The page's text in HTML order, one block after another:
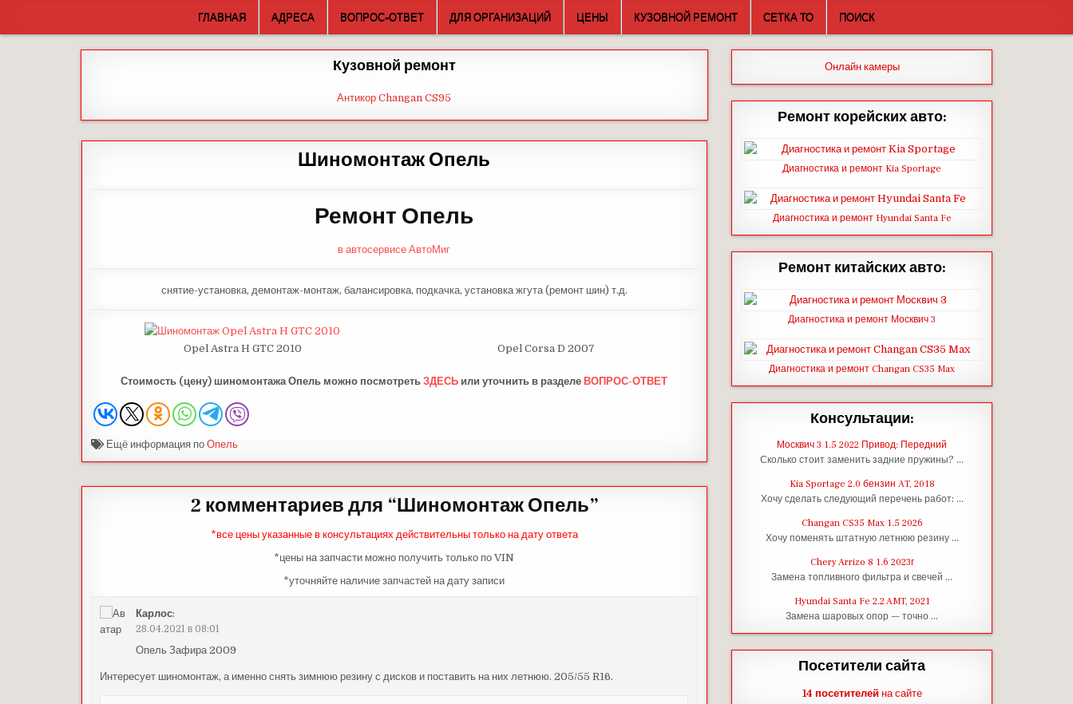
content
ГЛАВНАЯ АДРЕСА ВОПРОС-ОТВЕТ ДЛЯ ОРГАНИЗАЦИЙ ЦЕНЫ КУЗОВНОЙ РЕМОНТ СЕТКА ТО ПОИСК
Кузовной ремонт
Антикор Changan CS95
Шиномонтаж Опель
Ремонт Опель
в автосервисе АвтоМиг
снятие-установка, демонтаж-монтаж, балансировка, подкачка, установка жгута (ремонт шин) т.д.
Opel Astra H GTC 2010 Opel Corsa D 2007
Стоимость (цену) шиномонтажаОпель можно посмотретьЗДЕСЬ или уточнить в разделе ВОПРОС-ОТВЕТ
Ещё информация по Опель
2 комментариев для “Шиномонтаж Опель”
*все цены указанные в консультациях действительны только на дату ответа
*цены на запчасти можно получить только по VIN
*уточняйте наличие запчастей на дату записи
Карлос:
28.04.2021 в 08:01
Опель Зафира 2009
Интересует шиномонтаж, а именно снять зимнюю резину с дисков и поставить на них летнюю. 205/55 R16.
Онлайн камеры
Ремонт корейских авто:
Диагностика и ремонт Kia Sportage
Диагностика и ремонт Hyundai Santa Fe
Ремонт китайских авто:
Диагностика и ремонт Москвич 3
Диагностика и ремонт Changan CS35 Max
Консультации:
Москвич 3 1.5 2022 Привод: Передний
Сколько стоит заменить задние пружины? …
Kia Sportage 2.0 бензин AT, 2018
Хочу сделать следующий перечень работ: …
Changan CS35 Max 1.5 2026
Хочу поменять штатную летнюю резину …
Chery Arrizo 8 1.6 2023г
Замена топливного фильтра и свечей …
Hyundai Santa Fe 2.2 AMT, 2021
Замена шаровых опор — точно …
Посетители сайта
14 посетителейна сайте